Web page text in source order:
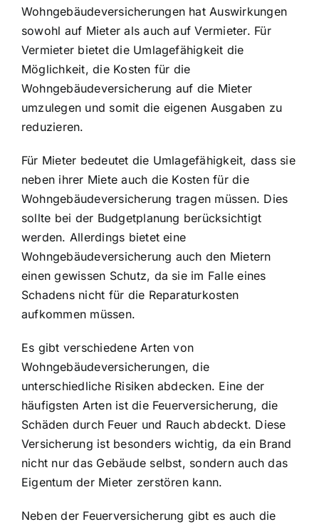
Wohngebäudeversicherungen hat Auswirkungen
sowohl auf Mieter als auch auf Vermieter. Für
Vermieter bietet die Umlagefähigkeit die
Möglichkeit, die Kosten für die
Wohngebäudeversicherung auf die Mieter
umzulegen und somit die eigenen Ausgaben zu
reduzieren.
Für Mieter bedeutet die Umlagefähigkeit, dass sie
neben ihrer Miete auch die Kosten für die
Wohngebäudeversicherung tragen müssen. Dies
sollte bei der Budgetplanung berücksichtigt
werden. Allerdings bietet eine
Wohngebäudeversicherung auch den Mietern
einen gewissen Schutz, da sie im Falle eines
Schadens nicht für die Reparaturkosten
aufkommen müssen.
Es gibt verschiedene Arten von
Wohngebäudeversicherungen, die
unterschiedliche Risiken abdecken. Eine der
häufigsten Arten ist die Feuerversicherung, die
Schäden durch Feuer und Rauch abdeckt. Diese
Versicherung ist besonders wichtig, da ein Brand
nicht nur das Gebäude selbst, sondern auch das
Eigentum der Mieter zerstören kann.
Neben der Feuerversicherung gibt es auch die